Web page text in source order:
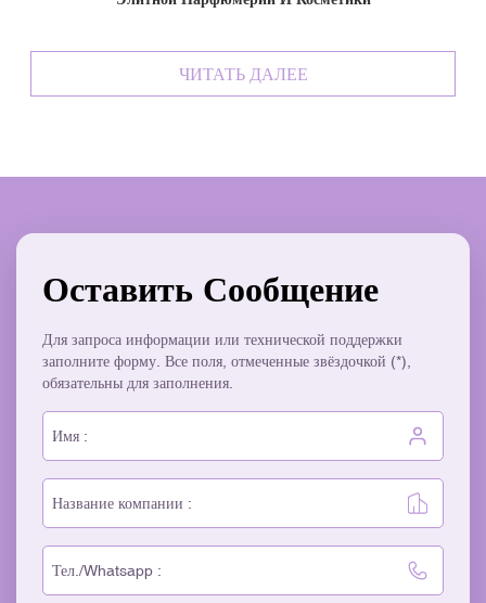
ЧИТАТЬ ДАЛЕЕ
Оставить Сообщение
Для запроса информации или технической поддержки
заполните форму. Все поля, отмеченные звёздочкой (*),
обязательны для заполнения.